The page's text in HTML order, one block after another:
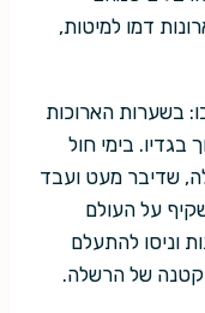
דמו למיטות,
בשערות הארוכות
בגדיו. בימי חול
שדיבר מעט ועבד
על העולם
וניסו להתעלם
של הרשלה.